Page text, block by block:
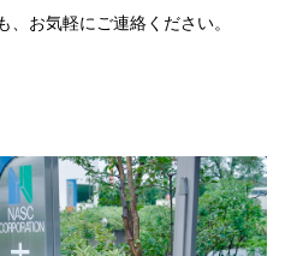
お気軽にご連絡ください。